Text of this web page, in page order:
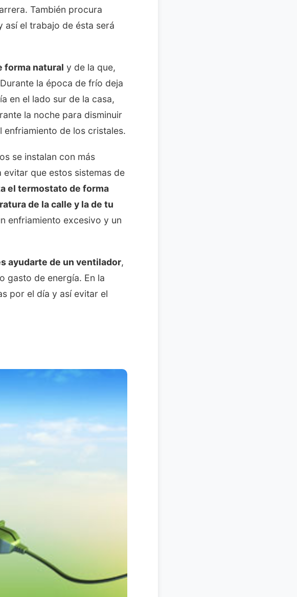
También procura
así el trabajo de ésta será
forma natural y de la que,
la época de frío deja
en el lado sur de la casa,
la noche para disminuir
de los cristales.
se instalan con más
que estos sistemas de
el termostato de forma
de la calle y la de tu
enfriamiento excesivo y un
ayudarte de un ventilador,
gasto de energía. En la
por el día y así evitar el